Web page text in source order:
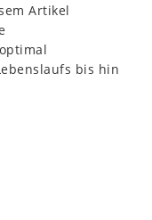
Artikel
bis hin